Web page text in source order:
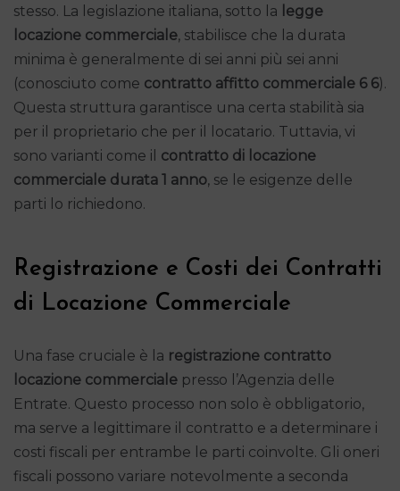
stesso. La legislazione italiana, sotto la legge
locazione commerciale, stabilisce che la durata
minima è generalmente di sei anni più sei anni
(conosciuto come contratto affitto commerciale 6 6).
Questa struttura garantisce una certa stabilità sia
per il proprietario che per il locatario. Tuttavia, vi
sono varianti come il contratto di locazione
commerciale durata 1 anno, se le esigenze delle
parti lo richiedono.
Registrazione e Costi dei Contratti
di Locazione Commerciale
Una fase cruciale è la registrazione contratto
locazione commerciale presso l’Agenzia delle
Entrate. Questo processo non solo è obbligatorio,
ma serve a legittimare il contratto e a determinare i
costi fiscali per entrambe le parti coinvolte. Gli oneri
fiscali possono variare notevolmente a seconda